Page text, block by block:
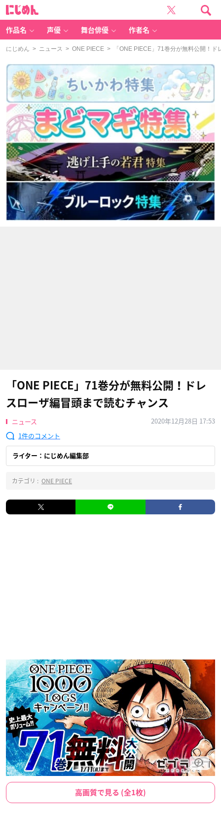
作品名 声優 舞台俳優 作者名
にじめん > ニュース > ONE PIECE > 「ONE PIECE」71巻分が無料公開！ド
「ONE PIECE」71巻分が無料公開！ドレ
スローザ編冒頭まで読むチャンス
ニュース
2020年12月28日 17:53
1
ライター：にじめん編集部
カテゴリ : ONE PIECE
高画質で見る (全1枚)